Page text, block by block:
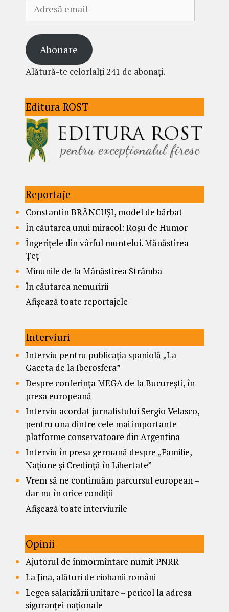
email
Abonare
Alătură-te celorlalți 241 de abonați.
Editura ROST
Reportaje
Constantin BRÂNCUȘI, model de bărbat
În căutarea unui miracol: Roșu de Humor
Îngerițele din vârful muntelui. Mănăstirea
Țeț
Minunile de la Mânăstirea Strâmba
În căutarea nemuririi
Afișează toate reportajele
Interviuri
Interviu pentru publicația spaniolă „La
Gaceta de la Iberosfera”
Despre conferința MEGA de la București, în
presa europeană
Interviu acordat jurnalistului Sergio Velasco,
pentru una dintre cele mai importante
platforme conservatoare din Argentina
Interviu în presa germană despre „Familie,
Națiune și Credință în Libertate”
Vrem să ne continuăm parcursul european –
dar nu în orice condiții
Afișează toate interviurile
Opinii
Ajutorul de înmormîntare numit PNRR
La Jina, alături de ciobanii români
Legea salarizării unitare – pericol la adresa
siguranței naționale